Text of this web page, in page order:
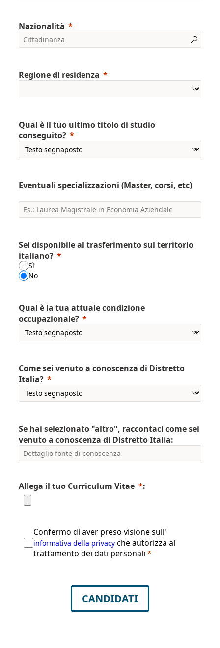
Nazionalità
Regione di residenza
Qual è il tuo ultimo titolo di studio
conseguito?
Eventuali specializzazioni (Master, corsi, etc)
Sei disponibile al trasferimento sul territorio
italiano?
Sì
No
Qual è la tua attuale condizione
occupazionale?
Come sei venuto a conoscenza di Distretto
Italia?
Se hai selezionato "altro", raccontaci come sei
venuto a conoscenza di Distretto Italia:
Allega il tuo Curriculum Vitae *:
Confermo di aver preso visione sull'
informativa della privacy che autorizza al
trattamento dei dati personali *
CANDIDATI